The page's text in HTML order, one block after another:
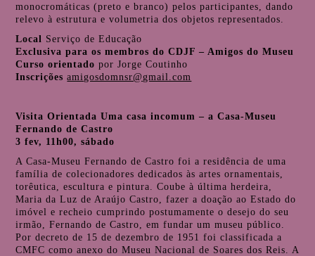
monocromáticas (preto e branco) pelos participantes, dando
relevo à estrutura e volumetria dos objetos representados.
Local Serviço de Educação
Exclusiva para os membros do CDJF – Amigos do Museu
Curso orientado por Jorge Coutinho
Inscrições amigosdomnsr@gmail.com
Visita Orientada Uma casa incomum – a Casa-Museu
Fernando de Castro
3 fev, 11h00, sábado
A Casa-Museu Fernando de Castro foi a residência de uma
família de colecionadores dedicados às artes ornamentais,
torêutica, escultura e pintura. Coube à última herdeira,
Maria da Luz de Araújo Castro, fazer a doação ao Estado do
imóvel e recheio cumprindo postumamente o desejo do seu
irmão, Fernando de Castro, em fundar um museu público.
Por decreto de 15 de dezembro de 1951 foi classificada a
CMFC como anexo do Museu Nacional de Soares dos Reis. A